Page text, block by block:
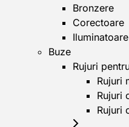
Bronzere
Corectoare
Iluminatoare
Buze
Rujuri
Rujuri
Rujuri
Rujuri